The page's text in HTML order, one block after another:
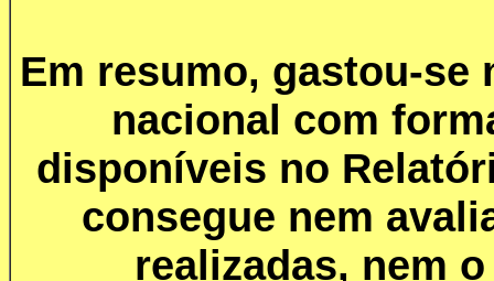
Em resumo, gastou-
nacional com
disponíveis no
consegue nem
realizadas, nem